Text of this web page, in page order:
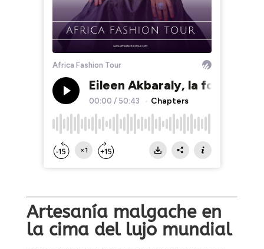
Artesanía malgache en
la cima del lujo mundial